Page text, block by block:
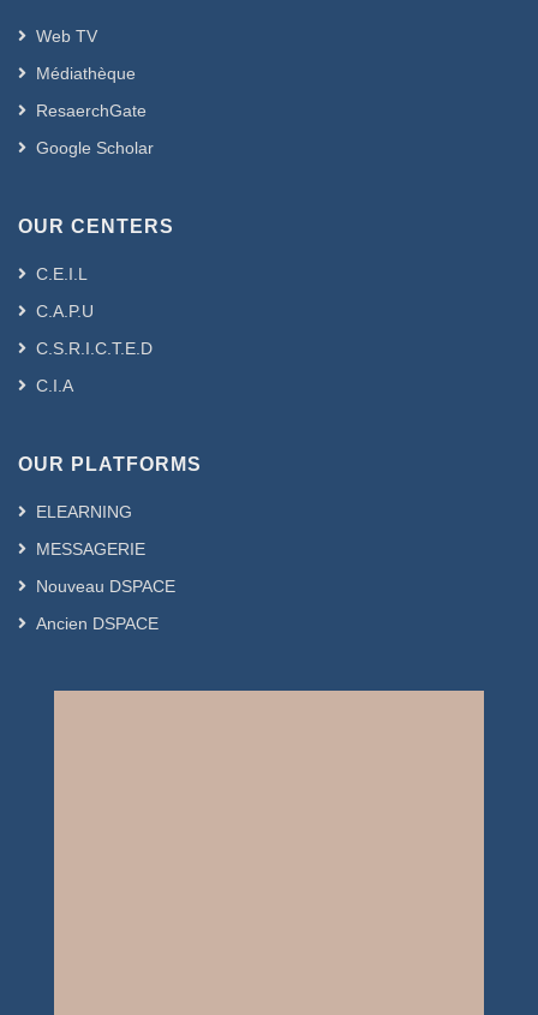
Web TV
Médiathèque
ResaerchGate
Google Scholar
OUR CENTERS
C.E.I.L
C.A.P.U
C.S.R.I.C.T.E.D
C.I.A
OUR PLATFORMS
ELEARNING
MESSAGERIE
Nouveau DSPACE
Ancien DSPACE